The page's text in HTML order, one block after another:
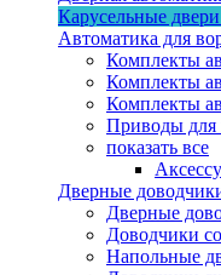
Карусельные двери
Автоматика для
Комплекты
Комплекты
Комплекты
Приводы для
показать все
Дверные
Дверные
Доводчики
Напольные